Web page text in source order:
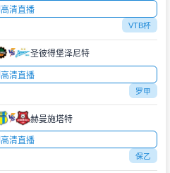
高清直播
VTB杯
圣彼得堡泽尼特
高清直播
罗甲
赫曼施塔特
高清直播
保乙